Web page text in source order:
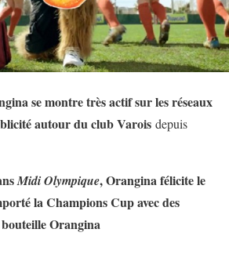
se montre très actif sur les réseaux
autour du club Varois depuis
Midi Olympique, Orangina félicite le
la Champions Cup avec des
Orangina